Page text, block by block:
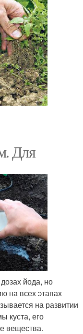
Для
йода, но
на всех этапах
на развитии
куста, его
вещества.